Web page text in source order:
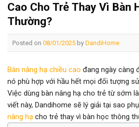
Cao Cho Trẻ Thay Vì Bàn
Thường?
Posted on 08/01/2025 by DandiHome
Bàn nâng hạ chiều cao đang ngày càng
nó phù hợp với hầu hết mọi đối tượng
Việc dùng bàn nâng hạ cho trẻ từ sớm
viết này, Dandihome sẽ lý giải tại sao
nâng hạ cho trẻ thay vì bàn học thông